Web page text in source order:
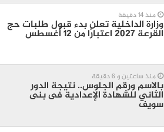
منذ 14 دقيقة
وزارة الداخلية تعلن بدء قبول طلبات حج
القرعة 2027 اعتبارًا من 12 أغسطس
منذ ساعتين و 6 دقيقة
بالاسم ورقم الجلوس.. نتيجة الدور
الثاني للشهادة الإعدادية فى بنى
سويف